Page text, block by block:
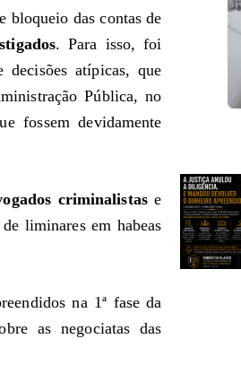
bloqueio das contas de
. Para isso, foi
atípicas, que
Pública, no
fossem devidamente
criminalistase
liminares em habeas
na 1ª fase da
as negociatas das